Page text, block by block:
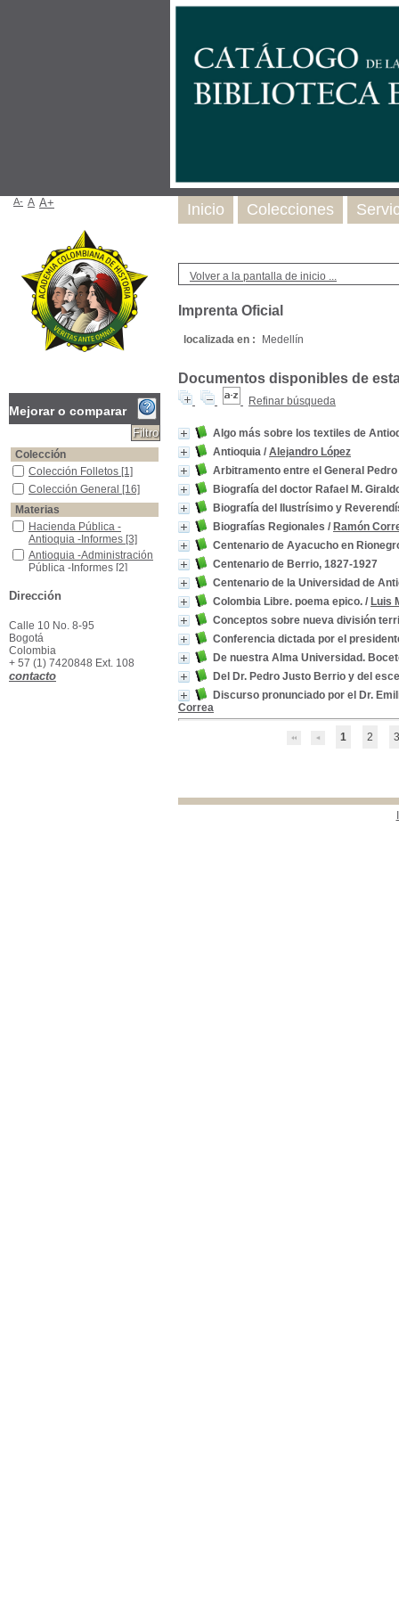
Volver a la pantalla de inicio ...
Imprenta Oficial
localizada en : Medellín
Documentos disponibles de
Refinar búsqueda
Algo más sobre los textiles de
Antioquia / Alejandro López
Arbitramento entre el General
Biografía del doctor Rafael M.
Biografía del Ilustrísimo y
Biografías Regionales / Ramón
Centenario de Ayacucho en
Centenario de Berrio, 1827-1927
Centenario de la Universidad de
Colombia Libre. poema epico. / Luis
Conceptos sobre nueva división
Conferencia dictada por el
De nuestra Alma Universidad.
Del Dr. Pedro Justo Berrio y del
Discurso pronunciado por el Dr.
Correa
1 2 3
Inicio Colecciones
A- A A+
Mejorar o comparar
Colección
Colección Folletos
Colección Folletos [1]
Colección General
Colección General [16]
Materias
Hacienda Pública -Antioquia -Informes
Hacienda Pública -
Antioquia -Informes [3]
Antioquia -Administración Pública -Informes
Antioquia -Administración
Pública -Informes [2]
1831[2]
América -Mujeres Biográfias
América -Mujeres
Biográfias
Antioquia - Biografías
Antioquia - Biografías
Antioquia - Historia - Conquista hasta 1900
Antioquia - Historia -
Dirección
Calle 10 No. 8-95
Bogotá
Colombia
+ 57 (1) 7420848 Ext. 108
contacto